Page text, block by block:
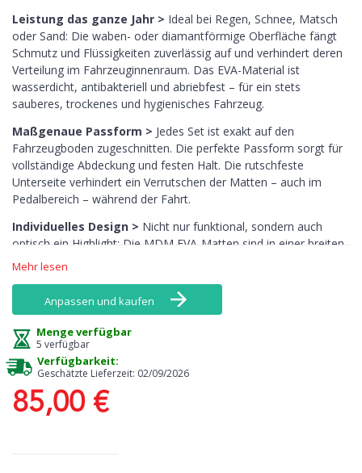
Leistung das ganze Jahr > Ideal bei Regen, Schnee, Matsch
oder Sand: Die waben- oder diamantförmige Oberfläche fängt
Schmutz und Flüssigkeiten zuverlässig auf und verhindert deren
Verteilung im Fahrzeuginnenraum. Das EVA-Material ist
wasserdicht, antibakteriell und abriebfest – für ein stets
sauberes, trockenes und hygienisches Fahrzeug.
Maßgenaue Passform > Jedes Set ist exakt auf den
Fahrzeugboden zugeschnitten. Die perfekte Passform sorgt für
vollständige Abdeckung und festen Halt. Die rutschfeste
Unterseite verhindert ein Verrutschen der Matten – auch im
Pedalbereich – während der Fahrt.
Individuelles Design > Nicht nur funktional, sondern auch
optisch ein Highlight: Die MDM EVA-Matten sind in einer breiten
Farbpalette erhältlich, darunter auch auffällige Farben wie Gelb,
sind. Kombiniere Rand und Oberfläche nach deinem Stil.
oder mit Wasser abspülen genügt. Sie nehmen keine Gerüche
auf, trocknen schnell und behalten langfristig ihr ursprüngliches
Aussehen.
Sicherheit und Nachhaltigkeit >
Gerüchen, giftfreien Inhaltsstoffen und vollständig recycelbar –
Mehr lesen
Anpassen und kaufen
Menge verfügbar
5 verfügbar
Verfügbarkeit:
Geschätzte Lieferzeit: 02/09/2026
85,00 €